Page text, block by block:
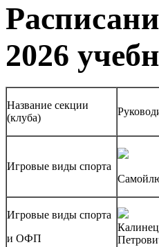
2026
Название секции
(клуба)
Игровые виды спорта
Игровые виды спорта
и ОФП